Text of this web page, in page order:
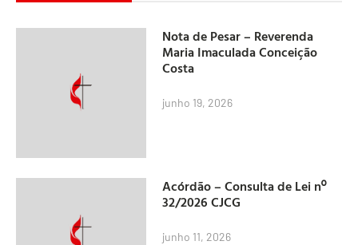
Nota de Pesar – Reverenda
Maria Imaculada Conceição
Costa
junho 19, 2026
Acórdão – Consulta de Lei nº
32/2026 CJCG
junho 11, 2026